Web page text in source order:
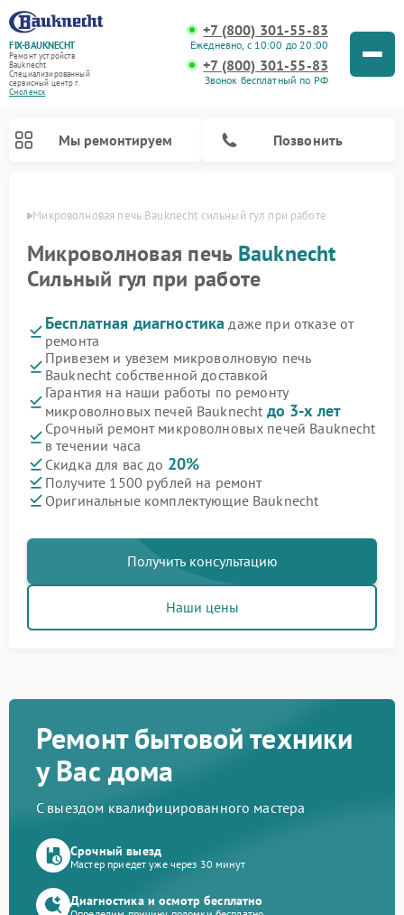
FIX-BAUKNECHT
Ремонт устройств
Bauknecht
Специализированный
cервисный центр г.
Смоленск
+7 (800) 301-55-83
Ежедневно, с 10:00 до 20:00
+7 (800) 301-55-83
Звонок бесплатный по РФ
Мы ремонтируем Позвонить
Микроволновая печь Bauknecht сильный гул при работе
Микроволновая печь Bauknecht
Сильный гул при работе
Бесплатная диагностика даже при отказе от
ремонта
Привезем и увезем микроволновую печь
Bauknecht собственной доставкой
Гарантия на наши работы по ремонту
микроволновых печей Bauknecht до 3-х лет
Срочный ремонт микроволновых печей Bauknecht
в течении часа
Скидка для вас до 20%
Получите 1500 рублей на ремонт
Оригинальные комплектующие Bauknecht
Получить консультацию
Наши цены
Ремонт бытовой техники
у Вас дома
С выездом квалифицированного мастера
Срочный выезд
Мастер приедет уже через 30 минут
Диагностика и осмотр бесплатно